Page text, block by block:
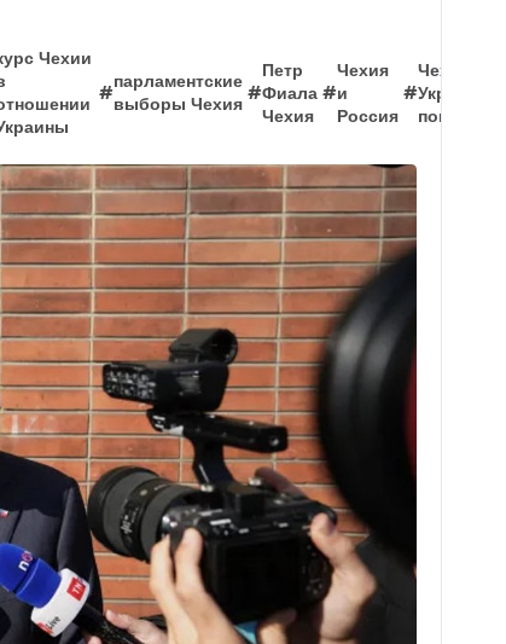
Чехии
#
парламентские
выборы Чехия
#
Петр
Фиала
Чехия
#
Чехия
и
Россия
#
Чехия
Украина
помощь